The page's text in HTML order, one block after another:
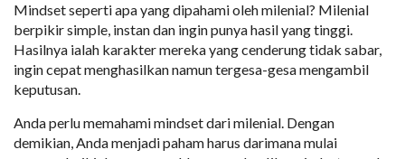
Mindset seperti apa yang dipahami oleh milenial? Milenial
berpikir simple, instan dan ingin punya hasil yang tinggi.
Hasilnya ialah karakter mereka yang cenderung tidak sabar,
ingin cepat menghasilkan namun tergesa-gesa mengambil
keputusan.
Anda perlu memahami mindset dari milenial. Dengan
demikian, Anda menjadi paham harus darimana mulai